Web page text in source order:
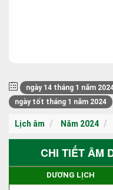
ngày 14 tháng 1 năm
ngày tốt tháng 1 năm 2024
Lịch âm Năm 2024
CHI TIẾT ÂM
DƯƠNG LỊCH